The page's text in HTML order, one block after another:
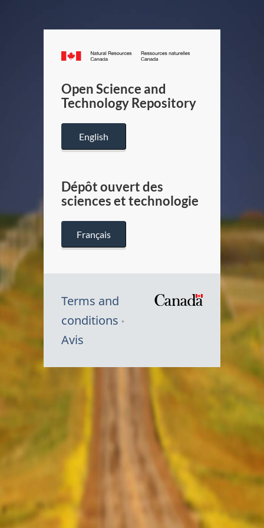
Canada.ca
/
Canada
Open Science and
Technology Repository
English
Dépôt ouvert des
sciences et technologie
Français
Terms and
conditions
Avis
Symbole
Canada